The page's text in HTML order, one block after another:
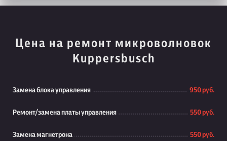
Цена на ремонт микроволновок
Kuppersbusch
Замена блока управления 950 руб.
Ремонт/замена платы управления 550 руб.
Замена магнетрона 550 руб.